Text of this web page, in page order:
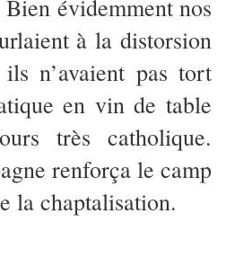
évidemment nos
à la distorsion
n’avaient pas tort
en vin de table
très catholique.
renforça le camp
la chaptalisation.